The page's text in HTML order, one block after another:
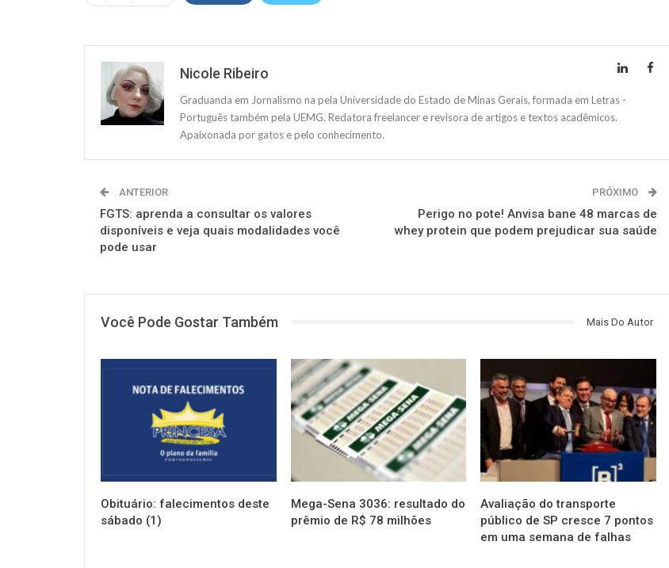
Nicole Ribeiro
Graduanda em Jornalismo na pela Universidade do Estado de Minas Gerais, formada em Letras -
Português também pela UEMG. Redatora freelancer e revisora de artigos e textos acadêmicos.
Apaixonada por gatos e pelo conhecimento.
ANTERIOR
FGTS: aprenda a consultar os valores
disponíveis e veja quais modalidades você
pode usar
PRÓXIMO
Perigo no pote! Anvisa bane 48 marcas de
whey protein que podem prejudicar sua saúde
Você Pode Gostar Também Mais Do Autor
Obituário: falecimentos deste
sábado (1)
NOTÍCIAS
Mega-Sena 3036: resultado do
prêmio de R$ 78 milhões
Avaliação do transporte
público de SP cresce 7 pontos
em uma semana de falhas